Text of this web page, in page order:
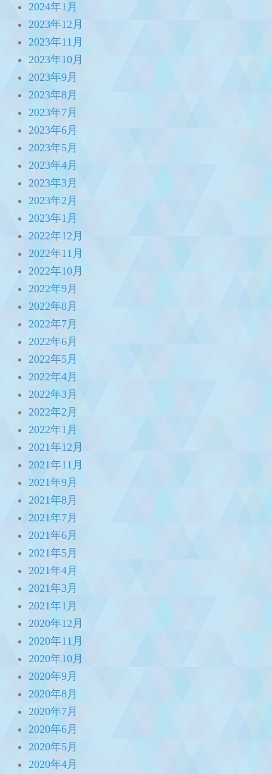
2024年1月
2023年12月
2023年11月
2023年10月
2023年9月
2023年8月
2023年7月
2023年6月
2023年5月
2023年4月
2023年3月
2023年2月
2023年1月
2022年12月
2022年11月
2022年10月
2022年9月
2022年8月
2022年7月
2022年6月
2022年5月
2022年4月
2022年3月
2022年2月
2022年1月
2021年12月
2021年11月
2021年9月
2021年8月
2021年7月
2021年6月
2021年5月
2021年4月
2021年3月
2021年1月
2020年12月
2020年11月
2020年10月
2020年9月
2020年8月
2020年7月
2020年6月
2020年5月
2020年4月